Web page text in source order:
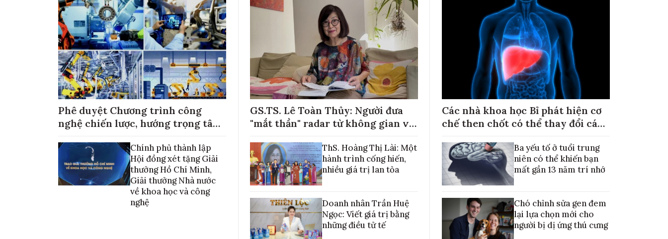
Phê duyệt Chương trình công
nghệ chiến lược, hướng trọng tâm
Chính phủ thành lập
Hội đồng xét tặng Giải
thưởng Hồ Chí Minh,
Giải thưởng Nhà nước
về khoa học và công
nghệ
GS.TS. Lê Toàn Thủy: Người đưa
"mắt thần" radar từ không gian về
ThS. Hoàng Thị Lài: Một
hành trình cống hiến,
nhiều giá trị lan tỏa
Doanh nhân Trần Huệ
Ngọc: Viết giá trị bằng
những điều tử tế
Các nhà khoa học Bỉ phát hiện cơ
chế then chốt có thể thay đổi cách
Ba yếu tố ở tuổi trung
niên có thể khiến bạn
mất gần 13 năm trí nhớ
Chó chỉnh sửa gen đem
lại lựa chọn mới cho
người bị dị ứng thú cưng